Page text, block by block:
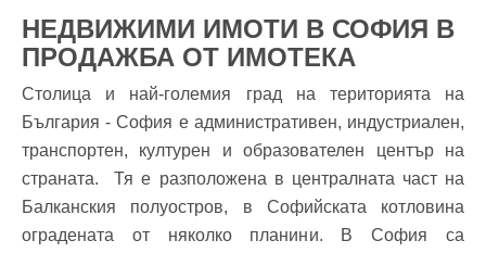
НЕДВИЖИМИ ИМОТИ В СОФИЯ В
ПРОДАЖБА ОТ ИМОТЕКА
Столица и най-големия град на територията на
България - София е административен, индустриален,
транспортен, културен и образователен център на
страната. Тя е разположена в централната част на
Балканския полуостров, в Софийската котловина
оградената от няколко планини. В София са